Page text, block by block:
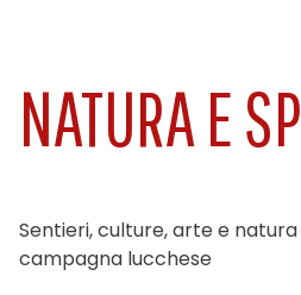
NATURA E
Sentieri, culture, arte e
campagna lucchese